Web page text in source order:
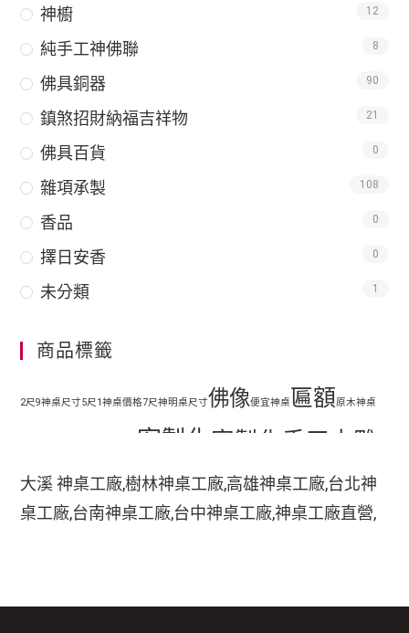
神櫥 12
純手工神佛聯 8
佛具銅器 90
鎮煞招財納福吉祥物 21
佛具百貨 0
雜項承製 108
香品 0
擇日安香 0
未分類 1
商品標籤
2尺9神桌尺寸5尺1神桌價格7尺神明桌尺寸佛像便宜神桌匾額原木神桌
客製化 客製化手工木雕
匾額客製化手工雕刻匾額客製化整修貼金彩
手工木
木雕
大溪 神桌工廠,樹林神桌工廠,高雄神桌工廠,台北神
桌工廠,台南神桌工廠,台中神桌工廠,神桌工廠直營,